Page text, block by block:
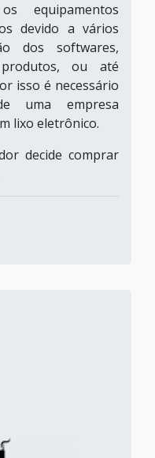
equipamentos
devido a vários
dos softwares,
ou até
isso é necessário
uma empresa
lixo eletrônico.
decide comprar